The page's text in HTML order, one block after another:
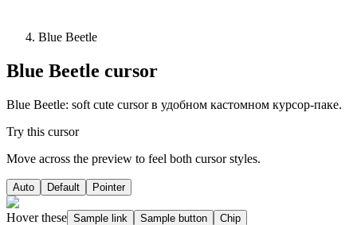
Blue Beetle
Blue Beetle cursor
Blue Beetle: soft cute cursor в удобном кастомном курсор-паке.
Try this cursor
Move across the preview to feel both cursor styles.
Auto Default Pointer
Hover these Sample link Sample button Chip